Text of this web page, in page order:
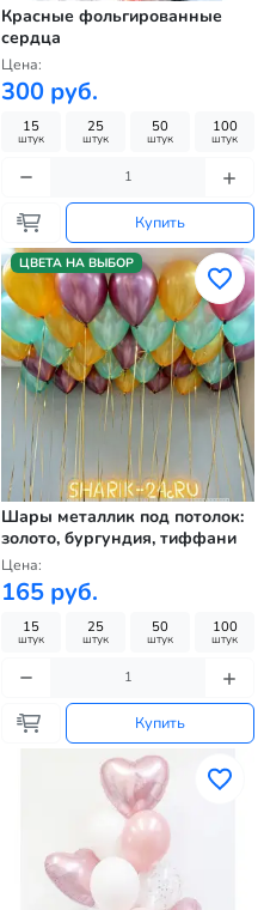
Красные фольгированные
сердца
Цена:
300 руб.
15
штук
25
штук
50
штук
100
штук
Купить
ЦВЕТА НА ВЫБОР
Шары металлик под потолок:
золото, бургундия, тиффани
Цена:
165 руб.
15
штук
25
штук
50
штук
100
штук
Купить